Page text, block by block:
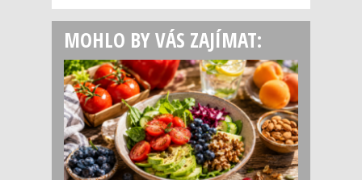
MOHLO BY VÁS ZAJÍMAT: